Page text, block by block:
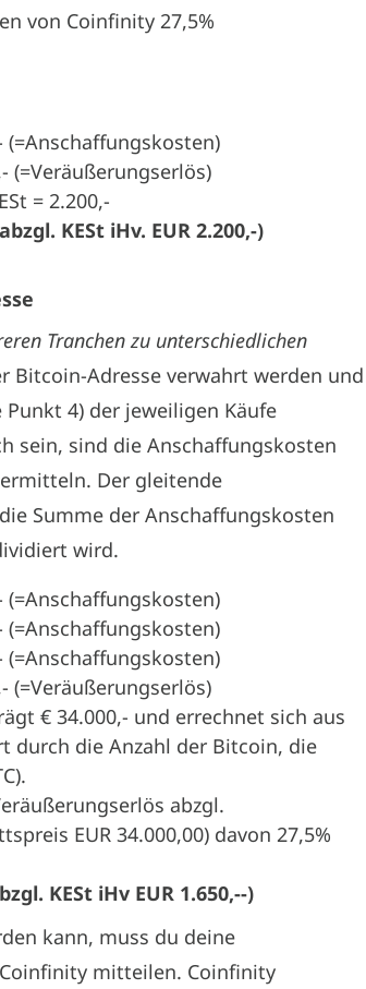
von Coinfinity 27,5%
(=Anschaffungskosten)
(=Veräußerungserlös)
= 2.200,-
KESt iHv. EUR 2.200,-)
Tranchen zu unterschiedlichen
Bitcoin-Adresse verwahrt werden und
4) der jeweiligen Käufe
sein, sind die Anschaffungskosten
Der gleitende
Summe der Anschaffungskosten
wird.
(=Anschaffungskosten)
(=Anschaffungskosten)
(=Anschaffungskosten)
(=Veräußerungserlös)
€ 34.000,- und errechnet sich aus
durch die Anzahl der Bitcoin, die
abzgl.
EUR 34.000,00) davon 27,5%
KESt iHv EUR 1.650,--)
kann, muss du deine
mitteilen. Coinfinity